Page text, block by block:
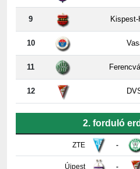
10
11
12
ZTE -
Újpest
Ferencváros